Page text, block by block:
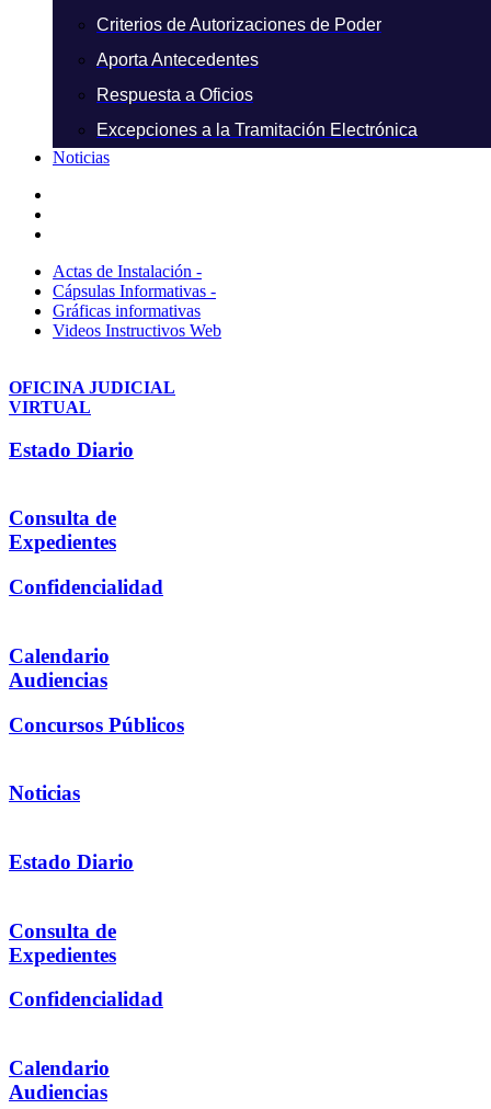
Criterios de Autorizaciones de Poder
Aporta Antecedentes
Respuesta a Oficios
Excepciones a la Tramitación Electrónica
Noticias
Actas de Instalación -
Cápsulas Informativas -
Gráficas informativas
Videos Instructivos Web
OFICINA JUDICIAL
VIRTUAL
Estado Diario
Consulta de
Expedientes
Confidencialidad
Calendario
Audiencias
Concursos Públicos
Noticias
Estado Diario
Consulta de
Expedientes
Confidencialidad
Calendario
Audiencias